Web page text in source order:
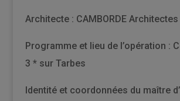
Architecte : CAMBORDE Architectes
Programme et lieu de l’opération :
3 * sur Tarbes
Identité et coordonnées du maître